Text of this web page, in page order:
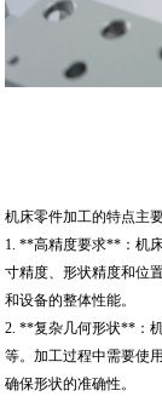
机床零件加工的特点主
1. **高精度要求**：机
寸精度、形状精度和位
和设备的整体性能。
2. **复杂几何形状**：
等。加工过程中需要使
确保形状的准确性。